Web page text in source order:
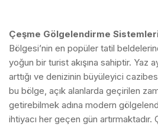
Çeşme Gölgelendirme
Bölgesi’nin en popüler tatil
yoğun bir turist akışına sahiptir. Yaz
arttığı ve denizinin büyüleyici
bu bölge, açık alanlarda geçirilen
getirebilmek adına modern
ihtiyacı her geçen gün artırmaktadır.